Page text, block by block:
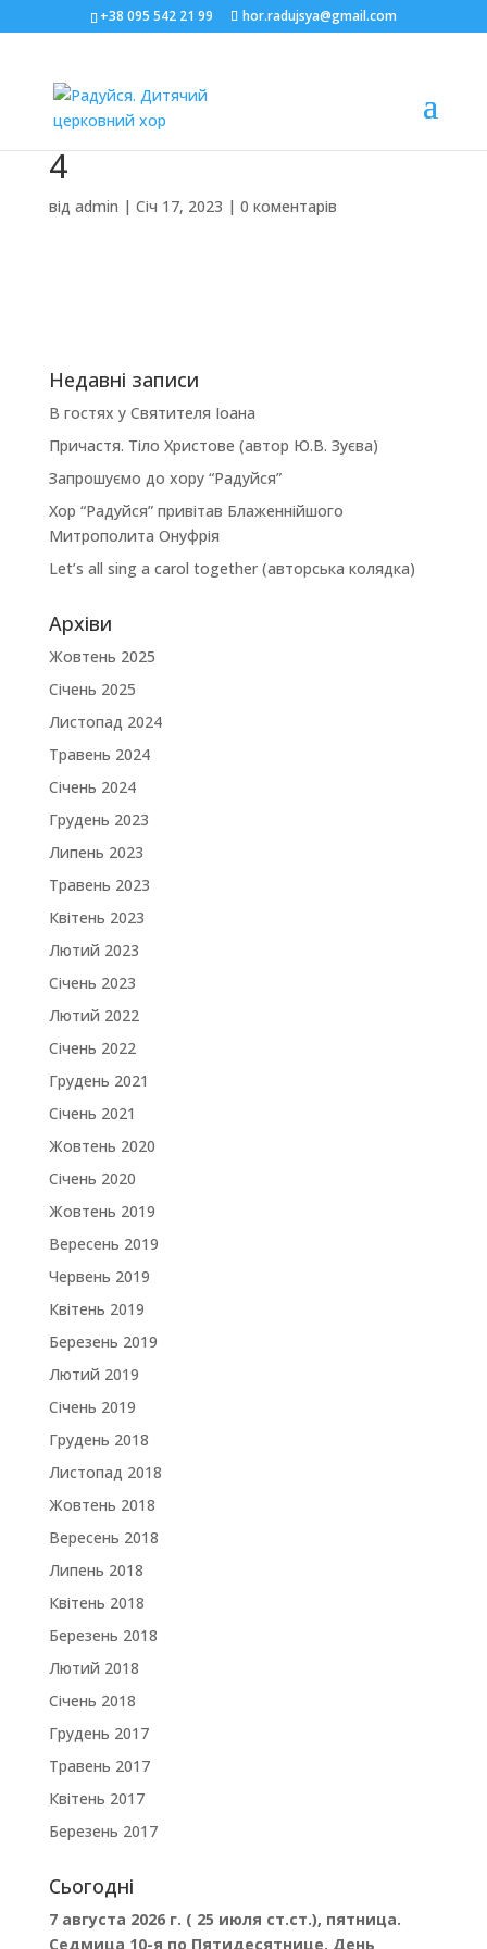
+38 095 542 21 99 hor.radujsya@gmail.com
4
від admin | Січ 17, 2023 | 0 коментарів
Недавні записи
В гостях у Святителя Іоана
Причастя. Тіло Христове (автор Ю.В. Зуєва)
Запрошуємо до хору “Радуйся”
Хор “Радуйся” привітав Блаженнійшого
Митрополита Онуфрія
Let’s all sing a carol together (авторська колядка)
Архіви
Жовтень 2025
Січень 2025
Листопад 2024
Травень 2024
Січень 2024
Грудень 2023
Липень 2023
Травень 2023
Квітень 2023
Лютий 2023
Січень 2023
Лютий 2022
Січень 2022
Грудень 2021
Січень 2021
Жовтень 2020
Січень 2020
Жовтень 2019
Вересень 2019
Червень 2019
Квітень 2019
Березень 2019
Лютий 2019
Січень 2019
Грудень 2018
Листопад 2018
Жовтень 2018
Вересень 2018
Липень 2018
Квітень 2018
Березень 2018
Лютий 2018
Січень 2018
Грудень 2017
Травень 2017
Квітень 2017
Березень 2017
Сьогодні
7 августа 2026 г. ( 25 июля ст.ст.), пятница.
Седмица 10-я по Пятидесятнице. День